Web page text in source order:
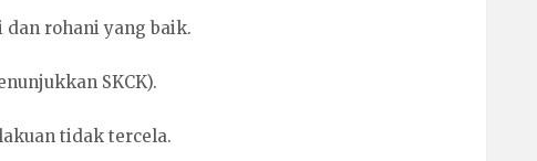
dan rohani yang baik.
SKCK).
tidak tercela.